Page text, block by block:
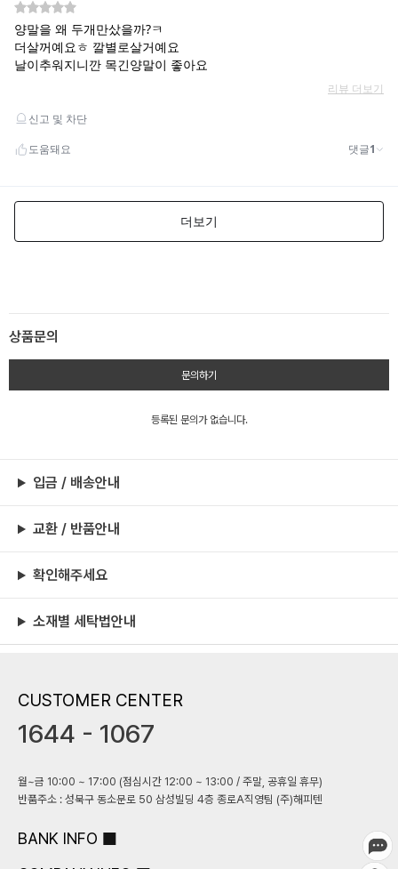
상품문의
문의하기
등록된 문의가 없습니다.
입금 / 배송안내
교환 / 반품안내
확인해주세요
소재별 세탁법안내
CUSTOMER CENTER
1644 - 1067
월~금 10:00 ~ 17:00 (점심시간 12:00 ~ 13:00 / 주말, 공휴일 휴무)
반품주소 : 성북구 동소문로 50 삼성빌딩 4층 종로A직영팀 (주)해피텐
BANK INFO